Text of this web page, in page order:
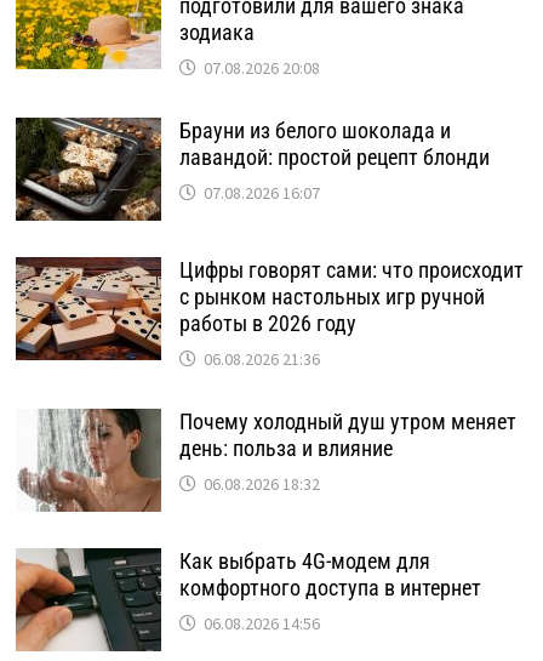
подготовили для вашего знака
зодиака
07.08.2026 20:08
Брауни из белого шоколада и
лавандой: простой рецепт блонди
07.08.2026 16:07
Цифры говорят сами: что происходит
с рынком настольных игр ручной
работы в 2026 году
06.08.2026 21:36
Почему холодный душ утром меняет
день: польза и влияние
06.08.2026 18:32
Как выбрать 4G-модем для
комфортного доступа в интернет
06.08.2026 14:56